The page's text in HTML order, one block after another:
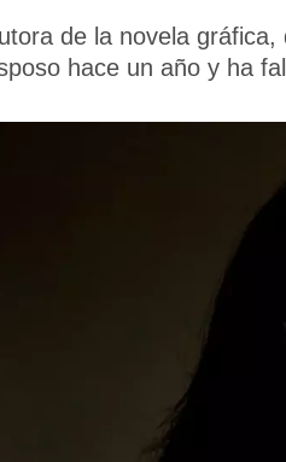
de la novela
hace un año y ha